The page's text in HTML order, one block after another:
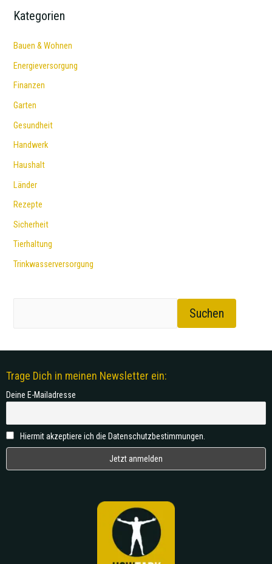
Kategorien
Bauen & Wohnen
Energieversorgung
Finanzen
Garten
Gesundheit
Handwerk
Haushalt
Länder
Rezepte
Sicherheit
Tierhaltung
Trinkwasserversorgung
Suchen
Trage Dich in meinen Newsletter ein:
Deine E-Mailadresse
Hiermit akzeptiere ich die Datenschutzbestimmungen.